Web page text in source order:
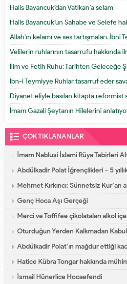
Halis Bayancuk’dan Vatikan’a selam
Halis Bayancuk’un Sahabe ve Selefe
Allah’ın kelamı ve ses tartışmaları. İbni
Velilerin ruhlarının tasarrufu hakkında
İlim ve Fetih Ruhu: Tarihten Geleceğe
İbn-i Teymiyye Ruhlar tasarruf eder
Diyanet eliyle basılan kitapta reformist
İmam Gazali Şeytanın Hilelerini
ÇOK TIKLANANLAR
İmam Nablusi İslami Rüya Tabirleri
Abdülkadir Polat İğrençlikleri – 5
Genç Hoca Aşı Gerçeği
Merci ve Toffifee çikolataları alkol
Oturduğun Yerden Kalkmadan
Abdülkadir Polat’ın mağdur ettiği
Hatice Kübra Tongar hakkında
İsmail Hünerlice Hocaefendi